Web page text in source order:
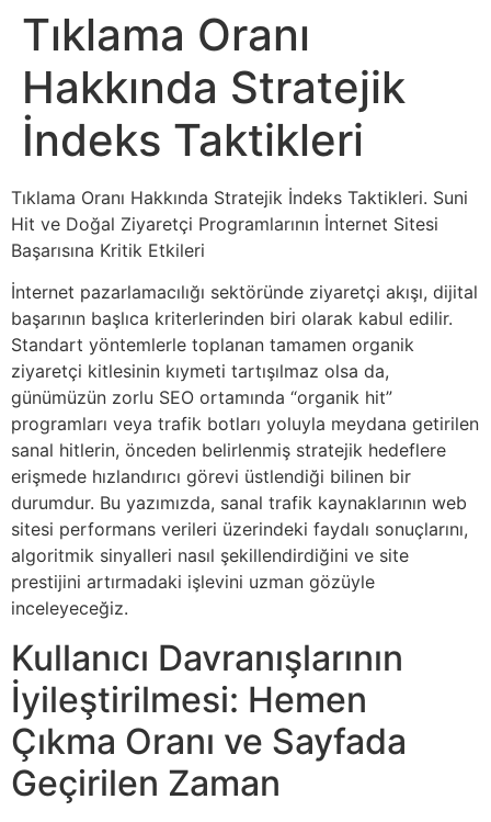
Tıklama Oranı
Hakkında Stratejik
İndeks Taktikleri
Tıklama Oranı Hakkında Stratejik İndeks Taktikleri. Suni
Hit ve Doğal Ziyaretçi Programlarının İnternet Sitesi
Başarısına Kritik Etkileri
İnternet pazarlamacılığı sektöründe ziyaretçi akışı, dijital
başarının başlıca kriterlerinden biri olarak kabul edilir.
Standart yöntemlerle toplanan tamamen organik
ziyaretçi kitlesinin kıymeti tartışılmaz olsa da,
günümüzün zorlu SEO ortamında “organik hit”
programları veya trafik botları yoluyla meydana getirilen
sanal hitlerin, önceden belirlenmiş stratejik hedeflere
erişmede hızlandırıcı görevi üstlendiği bilinen bir
durumdur. Bu yazımızda, sanal trafik kaynaklarının web
sitesi performans verileri üzerindeki faydalı sonuçlarını,
algoritmik sinyalleri nasıl şekillendirdiğini ve site
prestijini artırmadaki işlevini uzman gözüyle
inceleyeceğiz.
Kullanıcı Davranışlarının
İyileştirilmesi: Hemen
Çıkma Oranı ve Sayfada
Geçirilen Zaman